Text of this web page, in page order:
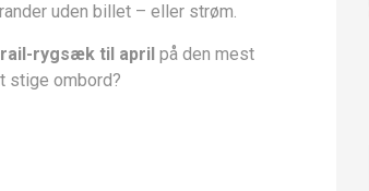
uden billet – eller strøm.
rygsæk til april på den mest
stige ombord?